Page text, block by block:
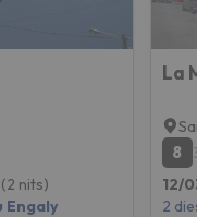
(2 nits)
Engaly
La
8
12/
2